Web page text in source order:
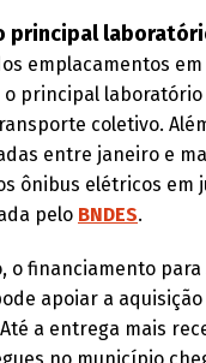
principal
emplacamentos em
principal
coletivo.
entre janeiro e
ônibus elétricos em
pelo BNDES.
o financiamento para
apoiar a
a entrega mais